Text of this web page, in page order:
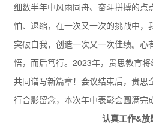
细数半年中风雨同舟、奋斗拼搏的点
怕、退缩，在一次又一次的挑战中，
突破自我，创造一次又一次佳绩。心
悟，而后笃行。2023年，贵思教育将
共同谱写新篇章！会议结束后，贵思
行合影留念，本次年中表彰会圆满完
认真工作&放